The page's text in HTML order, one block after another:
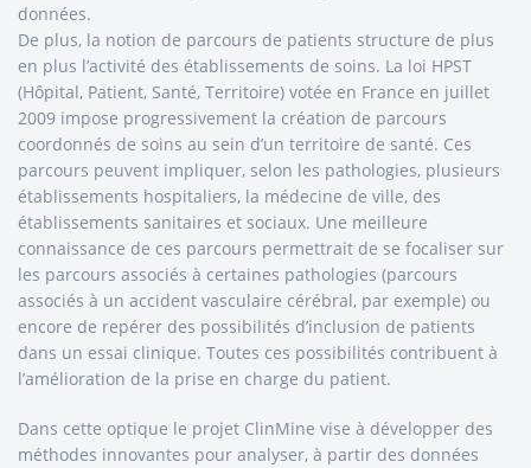
données.
De plus, la notion de parcours de patients structure de plus
en plus l’activité des établissements de soins. La loi HPST
(Hôpital, Patient, Santé, Territoire) votée en France en juillet
2009 impose progressivement la création de parcours
coordonnés de soins au sein d’un territoire de santé. Ces
parcours peuvent impliquer, selon les pathologies, plusieurs
établissements hospitaliers, la médecine de ville, des
établissements sanitaires et sociaux. Une meilleure
connaissance de ces parcours permettrait de se focaliser sur
les parcours associés à certaines pathologies (parcours
associés à un accident vasculaire cérébral, par exemple) ou
encore de repérer des possibilités d’inclusion de patients
dans un essai clinique. Toutes ces possibilités contribuent à
l’amélioration de la prise en charge du patient.
Dans cette optique le projet ClinMine vise à développer des
méthodes innovantes pour analyser, à partir des données